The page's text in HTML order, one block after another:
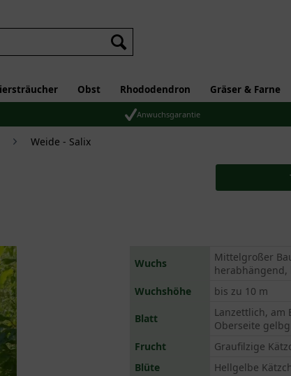
Obst Rhododendron Gräser & Farne
Anwuchsgarantie
Weide - Salix
Wuchs
Mittelgroßer
herabhängend,
Wuchshöhe
bis zu 10 m
Blatt
Lanzettlich, am
Oberseite
Frucht
Graufilzige
Blüte
Hellgelbe